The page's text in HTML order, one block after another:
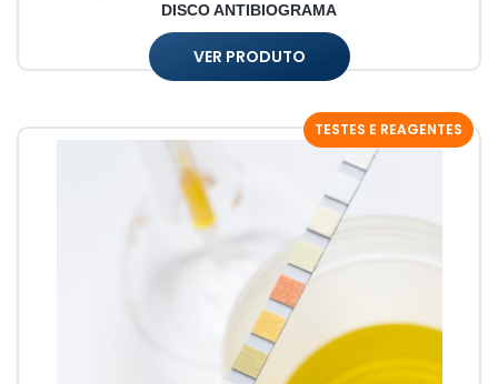
DISCO ANTIBIOGRAMA
VER PRODUTO
TESTES E REAGENTES